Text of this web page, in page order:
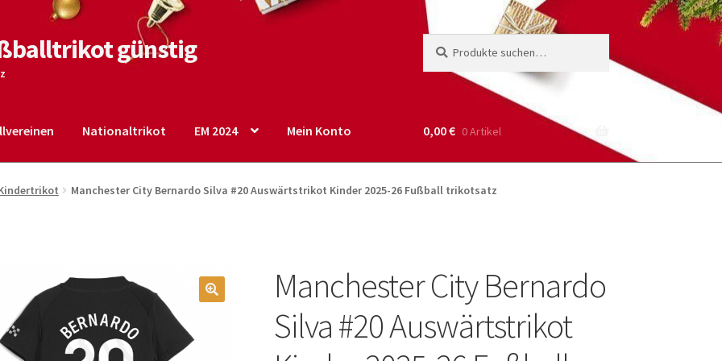
günstig
nach:
Nationaltrikot EM 2024 Mein Konto
Shop Startseite – English Warenkorb
0,00€ 0 Artikel
Manchester City Bernardo Silva #20 Auswärtstrikot Kinder 2025-26 Fußball trikotsatz
Manchester City Bernardo
Silva #20 Auswärtstrikot